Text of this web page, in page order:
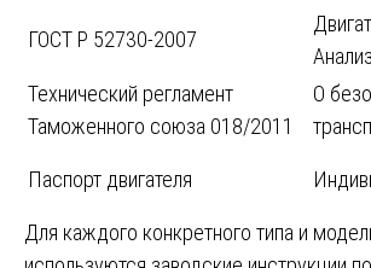
ГОСТ Р 52730-2007
Технический регламент
Таможенного союза 018/2011
О
Паспорт двигателя
Для каждого конкретного типа и